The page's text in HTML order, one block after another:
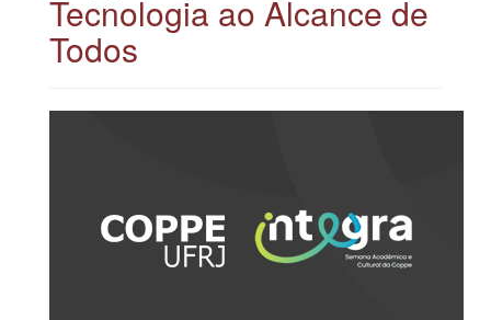
Tecnologia ao Alcance de
Todos